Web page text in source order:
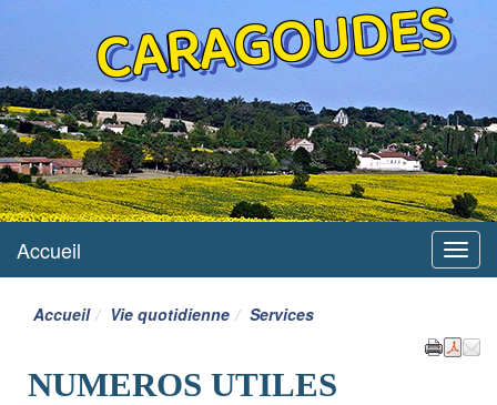
CARAGOUDES
Menu
Accueil
Accueil Vie quotidienne Services
NUMEROS UTILES